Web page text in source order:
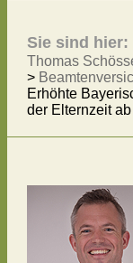
Sie sind hier:
Thomas
>
Erhöhte
der Elternzeit